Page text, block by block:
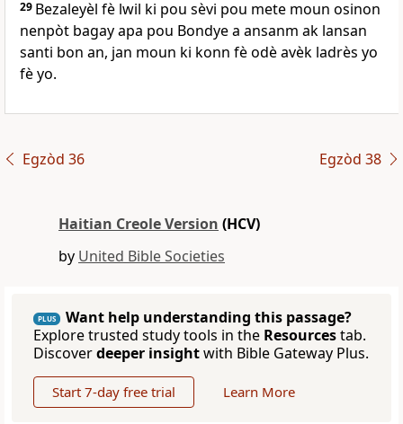
29 Bezaleyèl fè lwil ki pou sèvi pou mete moun osinon
nenpòt bagay apa pou Bondye a ansanm ak lansan
santi bon an, jan moun ki konn fè odè avèk ladrès yo
fè yo.
Egzòd 36 Egzòd 38
Haitian Creole Version (HCV)
by United Bible Societies
PLUS
Want help understanding this passage?
Explore trusted study tools in the Resourcestab.
Discoverdeeper insightwith Bible Gateway Plus.
Start 7-day free trial Learn More